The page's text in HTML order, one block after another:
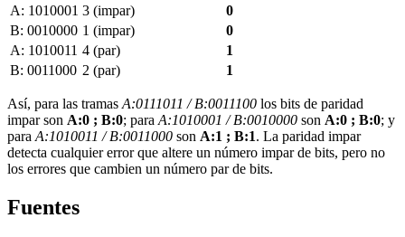
A: 1010001 3 (impar)
0
B: 0010000 1 (impar)
0
A: 1010011 4 (par)
1
B: 0011000 2 (par) 1
Así, para las tramas A:0111011 / B:0011100 los bits de paridad
impar son A:0 ; B:0; para A:1010001 / B:0010000 son A:0 ; B:0; y
para A:1010011 / B:0011000 son A:1 ; B:1. La paridad impar
detecta cualquier error que altere un número impar de bits, pero no
los errores que cambien un número par de bits.
Fuentes